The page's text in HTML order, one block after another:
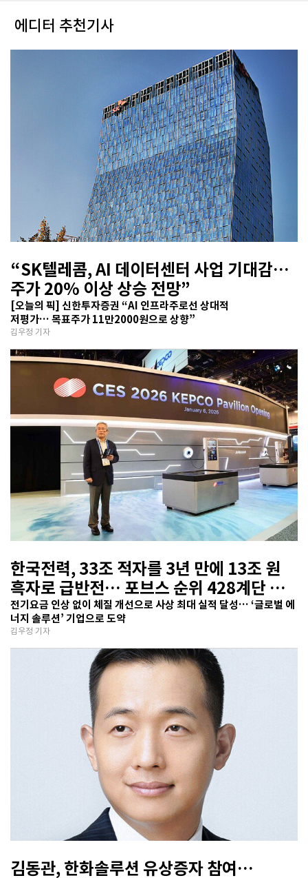
에디터 추천기사
“SK텔레콤, AI 데이터센터 사업 기대감…
주가 20% 이상 상승 전망”
[오늘의 픽] 신한투자증권 “AI 인프라주로선 상대적
저평가… 목표주가 11만2000원으로 상향”
김우정 기자
한국전력, 33조 적자를 3년 만에 13조 원
흑자로 급반전… 포브스 순위 428계단 껑
충
전기요금 인상 없이 체질 개선으로 사상 최대 실적 달성… ‘글로벌 에
너지 솔루션’ 기업으로 도약
김우정 기자
김동관, 한화솔루션 유상증자 참여…